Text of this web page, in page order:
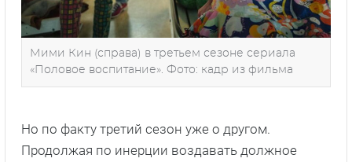
Мими Кин (справа) в третьем сезоне сериала
«Половое воспитание». Фото: кадр из фильма
Но по факту третий сезон уже о другом.
Продолжая по инерции воздавать должное